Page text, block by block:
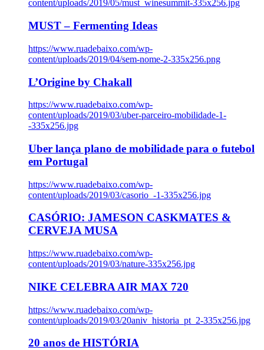
content/uploads/2019/05/must_winesummit-335x256.jpg
MUST – Fermenting Ideas
https://www.ruadebaixo.com/wp-
content/uploads/2019/04/sem-nome-2-335x256.png
L’Origine by Chakall
https://www.ruadebaixo.com/wp-
content/uploads/2019/03/uber-parceiro-mobilidade-1-
-335x256.jpg
Uber lança plano de mobilidade para o futebol
em Portugal
https://www.ruadebaixo.com/wp-
content/uploads/2019/03/casorio_-1-335x256.jpg
CASÓRIO: JAMESON CASKMATES &
CERVEJA MUSA
https://www.ruadebaixo.com/wp-
content/uploads/2019/03/nature-335x256.jpg
NIKE CELEBRA AIR MAX 720
https://www.ruadebaixo.com/wp-
content/uploads/2019/03/20aniv_historia_pt_2-335x256.jpg
20 anos de HISTÓRIA